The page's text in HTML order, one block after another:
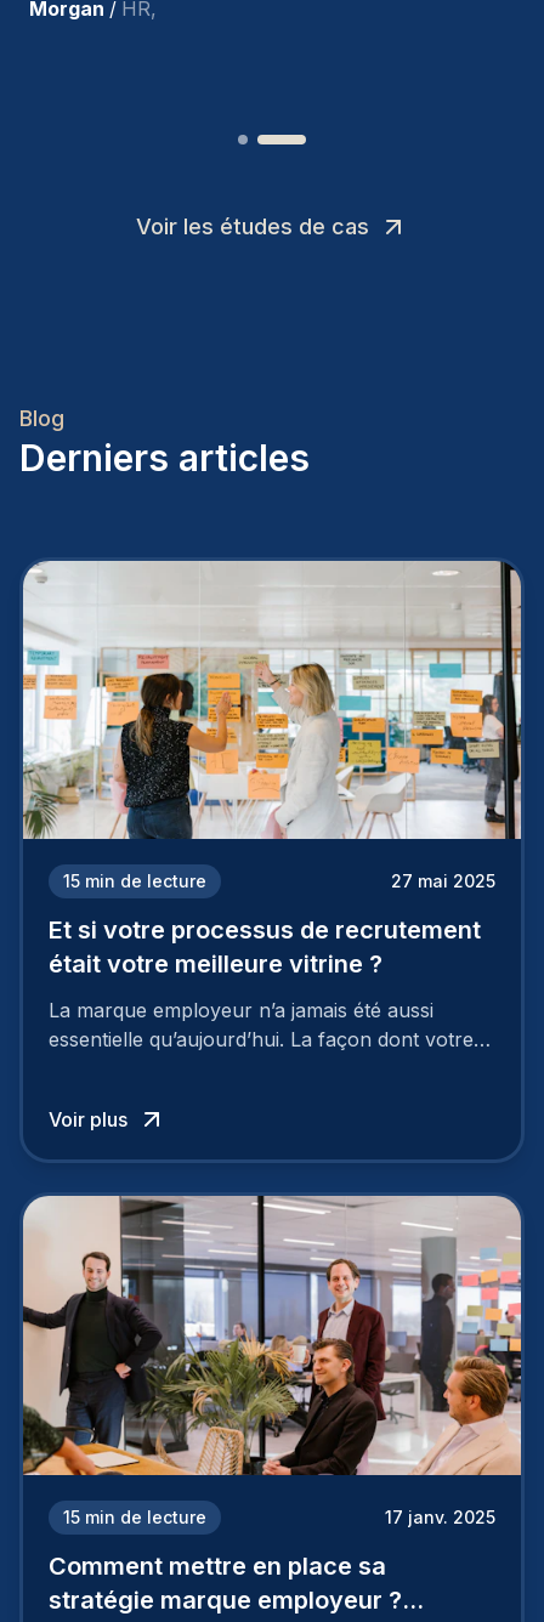
Voir les études de cas
Blog
Derniers articles
15 min de lecture 27 mai 2025
Et si votre processus de recrutement
était votre meilleure vitrine ?
La marque employeur n’a jamais été aussi
essentielle qu’aujourd’hui. La façon dont votre
à perdre les meilleurs profils.
Voir plus
15 min de lecture 17 janv. 2025
Comment mettre en place sa
stratégie marque employeur ?